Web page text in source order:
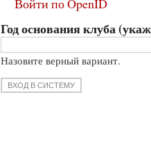
Год основания клуба
Назовите верный вариант.